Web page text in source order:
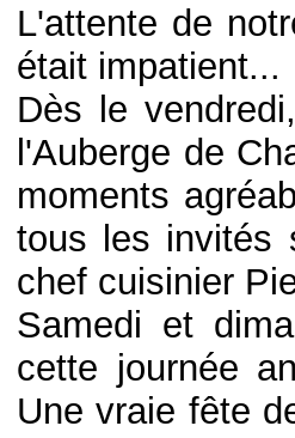
L'attente de
était impatient...
Dès le
l'Auberge de
moments
tous les invités
chef cuisinier
Samedi et
cette journée
Une vraie fête